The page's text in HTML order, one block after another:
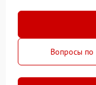
Вопросы